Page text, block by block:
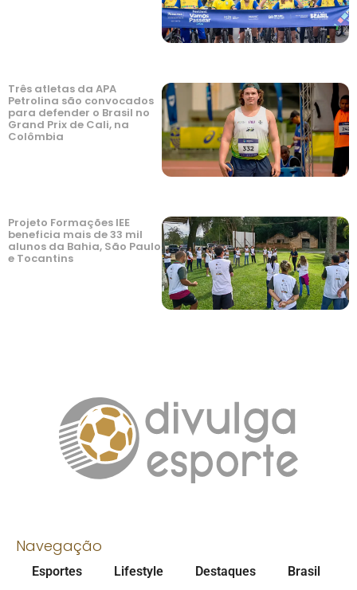
Três atletas da APA
Petrolina são convocados
para defender o Brasil no
Grand Prix de Cali, na
Colômbia
Projeto Formações IEE
beneficia mais de 33 mil
alunos da Bahia, São Paulo
e Tocantins
Navegação
Esportes Lifestyle Destaques Brasil